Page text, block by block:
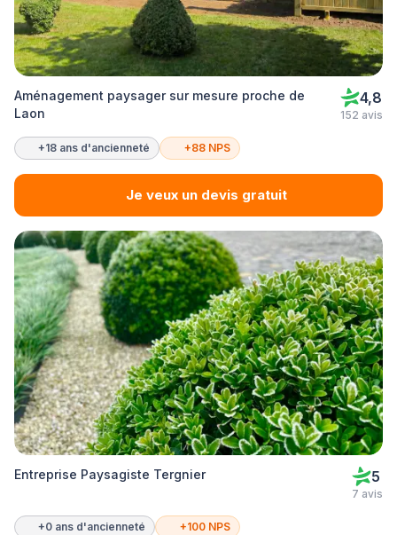
Aménagement paysager sur mesure proche de
Laon
4,8
152 avis
+18 ans d'ancienneté +88 NPS
Je veux un devis gratuit
Entreprise Paysagiste Tergnier 5
7 avis
+0 ans d'ancienneté +100 NPS